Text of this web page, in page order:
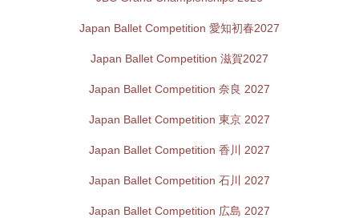
Japan Ballet Competition 愛知初春2027
Japan Ballet Competition 滋賀2027
Japan Ballet Competition 奈良 2027
Japan Ballet Competition 東京 2027
Japan Ballet Competition 香川 2027
Japan Ballet Competition 石川 2027
Japan Ballet Competition 広島 2027